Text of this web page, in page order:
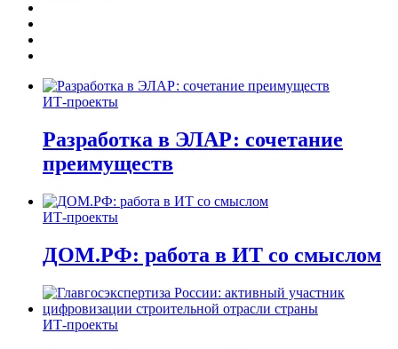
ИТ-проекты
Разработка в ЭЛАР: сочетание
преимуществ
ИТ-проекты
ДОМ.РФ: работа в ИТ со смыслом
ИТ-проекты